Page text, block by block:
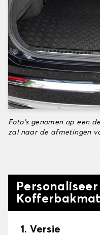
Foto's genomen op een
zal naar de afmetingen
1. Versie